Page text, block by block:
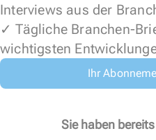
Interviews aus der
✓ Tägliche Branchen-
wichtigsten
Ihr
Sie haben